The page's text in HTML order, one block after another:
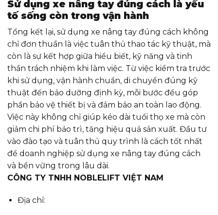
Sử dụng xe nâng tay đúng cách là yếu
tố sống còn trong vận hành
Tổng kết lại, sử dụng xe nâng tay đúng cách không
chỉ đơn thuần là việc tuân thủ thao tác kỹ thuật, mà
còn là sự kết hợp giữa hiểu biết, kỹ năng và tinh
thần trách nhiệm khi làm việc. Từ việc kiểm tra trước
khi sử dụng, vận hành chuẩn, di chuyển đúng kỹ
thuật đến bảo dưỡng định kỳ, mỗi bước đều góp
phần bảo vệ thiết bị và đảm bảo an toàn lao động.
Việc này không chỉ giúp kéo dài tuổi thọ xe mà còn
giảm chi phí bảo trì, tăng hiệu quả sản xuất. Đầu tư
vào đào tạo và tuân thủ quy trình là cách tốt nhất
để doanh nghiệp sử dụng xe nâng tay đúng cách
và bền vững trong lâu dài.
CÔNG TY TNHH NOBLELIFT VIỆT NAM
Địa chỉ: